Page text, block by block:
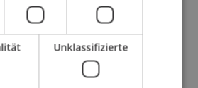
Unklassifizierte